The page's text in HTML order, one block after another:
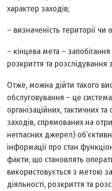
характер заходів;
– визначеність території чи
– кінцева мета –
розкриття та розслідування
Отже, можна дійти такого
обслуговування – це
організаційних, тактичних
заходів, спрямованих на
негласних джерел)
інформації про стан
факти, що становлять
використовується з метою
діяльності, розкриття та